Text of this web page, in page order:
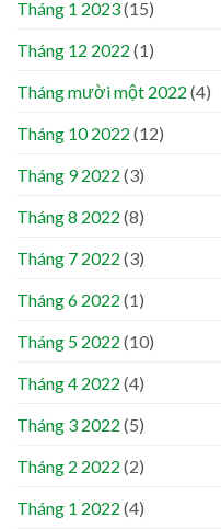
Tháng 1 2023(15)
Tháng 12 2022 (1)
Tháng mười một 2022 (4)
Tháng 10 2022 (12)
Tháng 9 2022 (3)
Tháng 8 2022 (8)
Tháng 7 2022 (3)
Tháng 6 2022 (1)
Tháng 5 2022 (10)
Tháng 4 2022 (4)
Tháng 3 2022 (5)
Tháng 2 2022 (2)
Tháng 1 2022 (4)